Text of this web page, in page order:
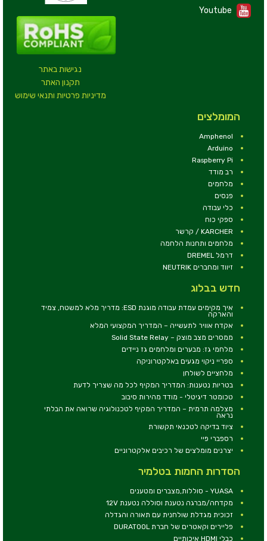
נגישות באתר
תקנון האתר
מדיניות פרטיות ותנאי שימוש
Youtube
המומלצים
Amphenol
Arduino
Raspberry Pi
רב מודד
מלחמים
פנסים
כלי עבודה
ספקי כוח
KARCHER / קרשר
מלחמים ותחנות הלחמה
דרמל DREMEL
זיווד ומחברים NEUTRIK
חדש בבלוג
איך מקימים עמדת עבודה מוגנת ESD: מדריך מלא למשטח, צמיד
והארקה
אקדח אוויר לתעשייה – המדריך המקצועי המלא
ממסרים מצב מוצק – Solid State Relay
מלחמי גז: מבערים ומלחמים גז ניידים
ספריי ניקוי מגעים באלקטרוניקה
מלחציים לשולחן
בטריות נטענות: המדריך המקיף לכל מה שצריך לדעת
טכומטר דיגיטלי - מודד מהירות סיבוב
מצלמה תרמית – המדריך המקיף לטכנולוגיה שרואה את הבלתי
נראה
ציוד בדיקה לטכנאי תקשורת
רספברי פיי
יצרנים מומלצים של רכיבים אלקטרוניים
הסדרות החמות בטלמיר
YUASA - סוללות,מצברים ומטענים
מקדחה/מברגה נטענת וסוללה נטענת 12V
זכוכית מגדלת שולחנית עם תאורה והגדלה
פליירים וקאטרים של חברת DURATOOL
כבלי HDMI איכותיים